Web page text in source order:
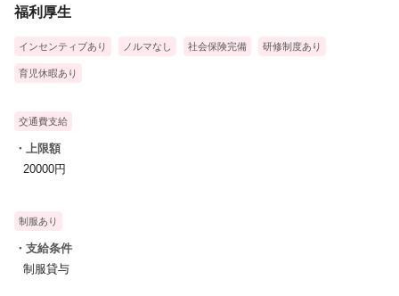
精疲労などに対して行う施術です。
社会人経験のある方 歓迎
福利厚生
インセンティブあり ノルマなし 社会保険完備 研修制度あり
育児休暇あり
交通費支給
・上限額
20000円
制服あり
・支給条件
制服貸与